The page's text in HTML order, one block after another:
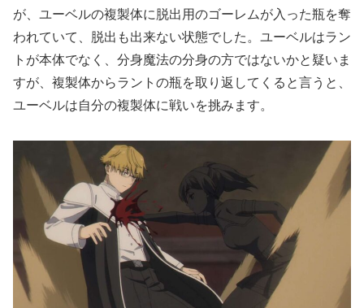
が、ユーベルの複製体に脱出用のゴーレムが入った瓶を奪
われていて、脱出も出来ない状態でした。ユーベルはラン
トが本体でなく、分身魔法の分身の方ではないかと疑いま
すが、複製体からラントの瓶を取り返してくると言うと、
ユーベルは自分の複製体に戦いを挑みます。